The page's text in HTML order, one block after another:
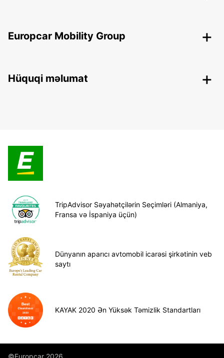
Europcar Mobility Group
Hüquqi məlumat
TripAdvisor Səyahətçilərin Seçimləri (Almaniya,
Fransa və İspaniya üçün)
Dünyanın aparıcı avtomobil icarəsi şirkətinin veb
saytı
KAYAK 2020 Ən Yüksək Təmizlik Standartları